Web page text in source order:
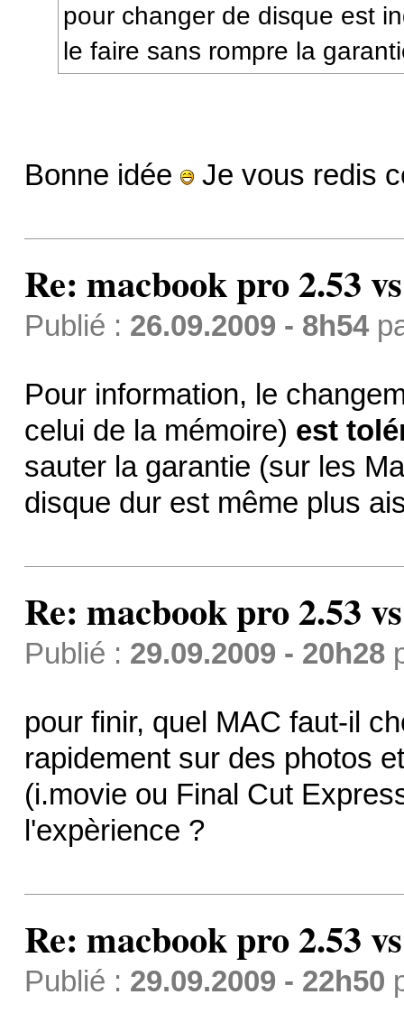
pour changer de disque est
le faire sans rompre la
Bonne idée Je vous redis
Re: macbook pro 2.53
Publié : 26.09.2009 - 8h54
Pour information, le
celui de la mémoire) est
sauter la garantie (sur les
disque dur est même plus
Re: macbook pro 2.53
Publié : 29.09.2009 - 20h28
pour finir, quel MAC faut-il
rapidement sur des photos
(i.movie ou Final Cut
l'expèrience ?
Re: macbook pro 2.53
Publié : 29.09.2009 - 22h50